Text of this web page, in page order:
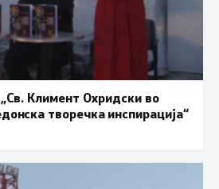
Климент Охридски во
творечка инспирација“